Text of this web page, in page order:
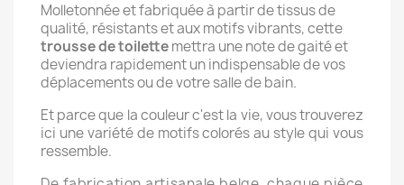
Molletonnée et fabriquée à partir de tissus de
qualité, résistants et aux motifs vibrants, cette
trousse de toilettemettra une note de gaité et
deviendra rapidement un indispensable de vos
déplacements ou de votre salle de bain.
Et parce que la couleur c'est la vie, vous trouverez
ici une variété de motifs colorés au style qui vous
ressemble.